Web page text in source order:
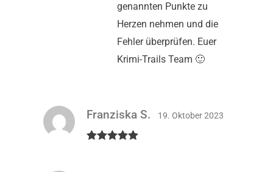
genannten Punkte zu
Herzen nehmen und die
Fehler überprüfen. Euer
Krimi-Trails Team 🙂
Franziska S. 19. Oktober 2023